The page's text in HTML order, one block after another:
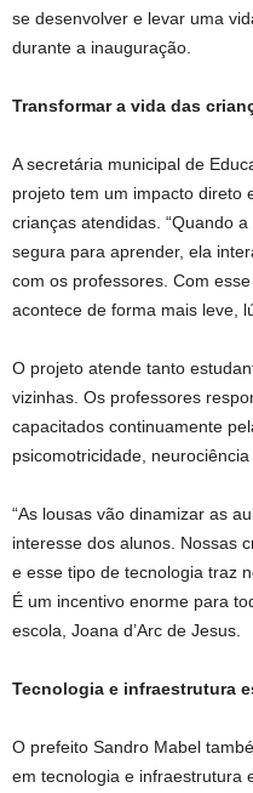
se desenvolver e levar uma
durante a inauguração.
Transformar a vida das
A secretária municipal de
projeto tem um impacto direto
crianças atendidas. “Quando
segura para aprender, ela
com os professores. Com
acontece de forma mais leve,
O projeto atende tanto
vizinhas. Os professores
capacitados continuamente
psicomotricidade,
“As lousas vão dinamizar as
interesse dos alunos. Nossas
e esse tipo de tecnologia traz
É um incentivo enorme para
escola, Joana d’Arc de Jesus.
Tecnologia e infraestrutura
O prefeito Sandro Mabel
em tecnologia e infraestrutura